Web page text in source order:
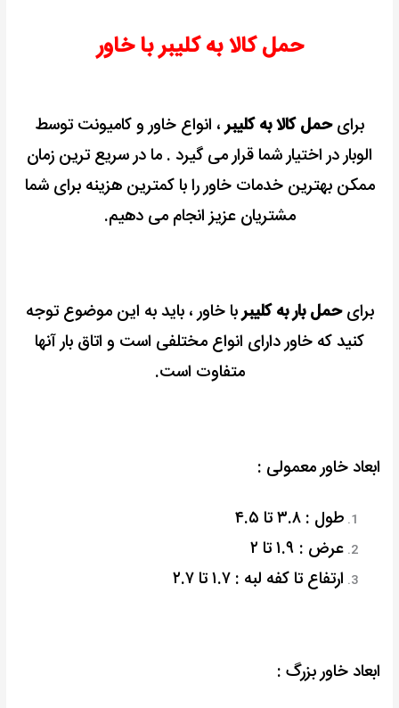
حمل کالا به کلیبر با خاور
برایحمل کالا به کلیبر، انواع خاور و کامیونت توسط
الوبار در اختیار شما قرار می گیرد . ما در سریع ترین زمان
ممکن بهترین خدمات خاور را با کمترین هزینه برای شما
مشتریان عزیز انجام می دهیم.
برایحمل بار به کلیبربا خاور ، باید به این موضوع توجه
کنید که خاور دارای انواع مختلفی است و اتاق بار آنها
متفاوت است.
ابعاد خاور معمولی :
طول : ۳.۸ تا ۴.۵
عرض : ۱.۹ تا ۲
ارتفاع تا کفه لبه : ۱.۷ تا ۲.۷
ابعاد خاور بزرگ :